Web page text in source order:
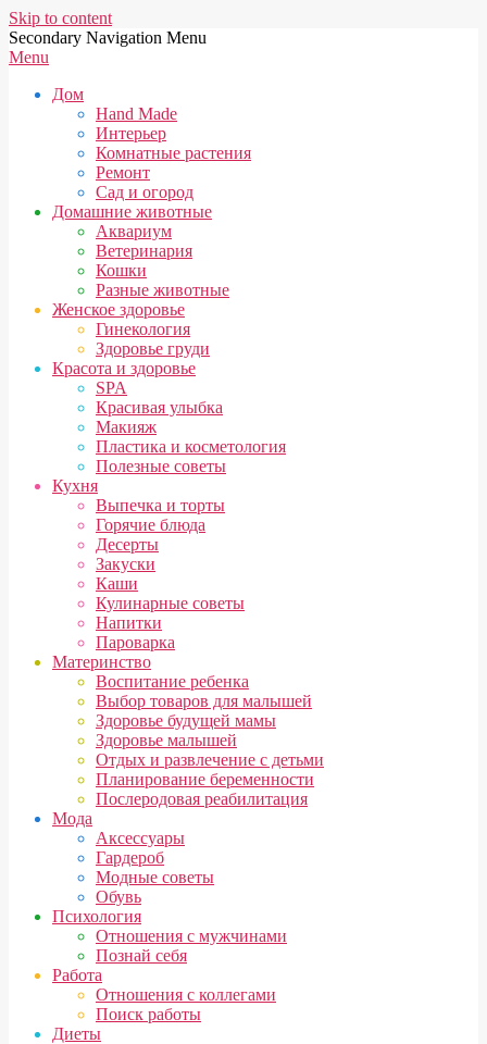
Skip to content
Secondary Navigation Menu
Menu
Дом
Hand Made
Интерьер
Комнатные растения
Ремонт
Сад и огород
Домашние животные
Аквариум
Ветеринария
Кошки
Разные животные
Женское здоровье
Гинекология
Здоровье груди
Красота и здоровье
SPA
Красивая улыбка
Макияж
Пластика и косметология
Полезные советы
Кухня
Выпечка и торты
Горячие блюда
Десерты
Закуски
Каши
Кулинарные советы
Напитки
Пароварка
Материнство
Воспитание ребенка
Выбор товаров для малышей
Здоровье будущей мамы
Здоровье малышей
Отдых и развлечение с детьми
Планирование беременности
Послеродовая реабилитация
Мода
Аксессуары
Гардероб
Модные советы
Обувь
Психология
Отношения с мужчинами
Познай себя
Работа
Отношения с коллегами
Поиск работы
Диеты